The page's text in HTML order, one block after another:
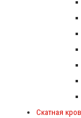
Скатная